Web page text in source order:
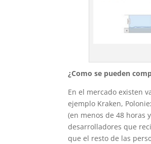
¿Como se pueden
En el mercado existen
ejemplo Kraken,
(en menos de 48 horas
desarrolladores que
que el resto de las